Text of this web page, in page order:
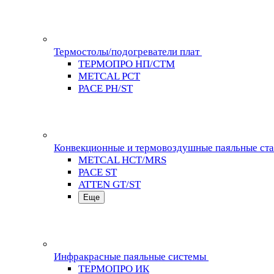
Термостолы/подогреватели плат
ТЕРМОПРО НП/СТМ
METCAL PCT
PACE PH/ST
Конвекционные и термовоздушные паяльные
METCAL HCT/MRS
PACE ST
ATTEN GT/ST
Еще
Инфракрасные паяльные системы
ТЕРМОПРО ИК